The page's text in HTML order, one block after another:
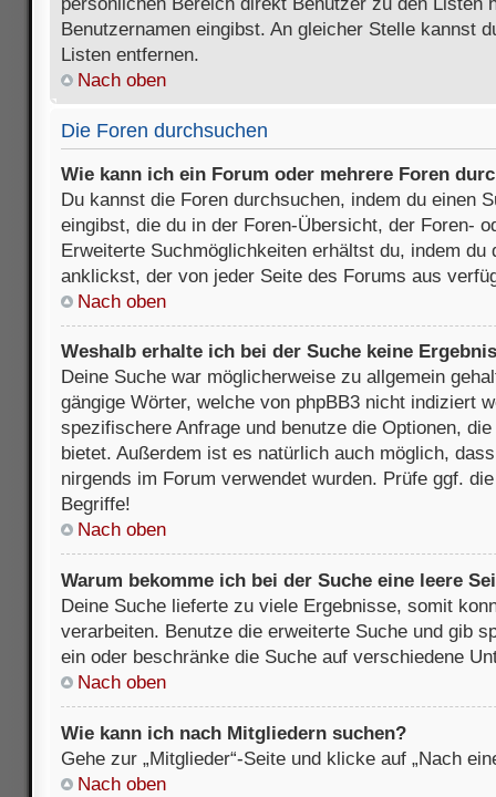
Benutzernamen eingibst. An gleicher Stelle kannst
Listen entfernen.
Nach oben
Die Foren durchsuchen
Wie kann ich ein Forum oder mehrere Foren
Du kannst die Foren durchsuchen, indem du einen
eingibst, die du in der Foren-Übersicht, der Foren-
Erweiterte Suchmöglichkeiten erhältst du, indem du
anklickst, der von jeder Seite des Forums aus
Nach oben
Weshalb erhalte ich bei der Suche keine
Deine Suche war möglicherweise zu allgemein
gängige Wörter, welche von phpBB3 nicht indiziert
spezifischere Anfrage und benutze die Optionen,
bietet. Außerdem ist es natürlich auch möglich,
nirgends im Forum verwendet wurden. Prüfe ggf.
Begriffe!
Nach oben
Warum bekomme ich bei der Suche eine leere
Deine Suche lieferte zu viele Ergebnisse, somit
verarbeiten. Benutze die erweiterte Suche und gib
ein oder beschränke die Suche auf verschiedene
Nach oben
Wie kann ich nach Mitgliedern suchen?
Gehe zur „Mitglieder“-Seite und klicke auf „Nach
Nach oben